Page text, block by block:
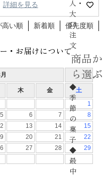
人・
大
口
注
文
商品か
ら選ぶ
◆
季
節
の
菓
子
◆
最
中
詳細を見る
高い順 新着順
優先度順
・お届けについて